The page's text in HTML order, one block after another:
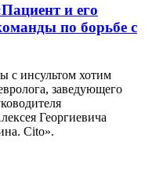
и его
по борьбе с
с инсультом хотим
заведующего
Георгиевича
Cito».